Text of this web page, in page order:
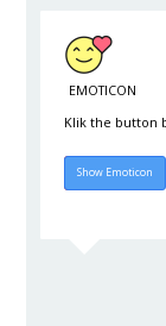
EMOTICON
Klik the button
Hide Emoticon
Show Emoticon